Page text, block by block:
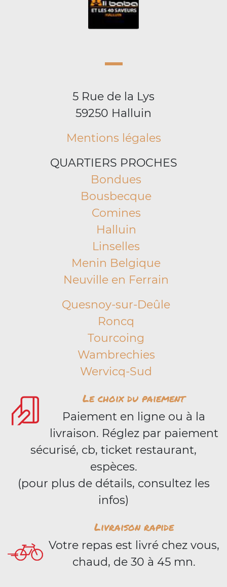
5 Rue de la Lys
59250 Halluin
Mentions légales
QUARTIERS PROCHES
Bondues
Bousbecque
Comines
Halluin
Linselles
Menin Belgique
Neuville en Ferrain
Quesnoy-sur-Deûle
Roncq
Tourcoing
Wambrechies
Wervicq-Sud
Le choix du paiement
Paiement en ligne ou à la
livraison. Réglez par paiement
sécurisé, cb, ticket restaurant,
espèces.
(pour plus de détails, consultez les
infos)
Livraison rapide
Votre repas est livré chez vous,
chaud, de 30 à 45 mn.